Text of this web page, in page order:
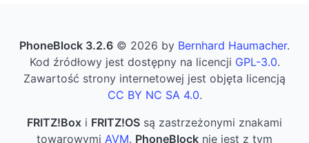
PhoneBlock 3.2.6 © 2026 by Bernhard Haumacher.
Kod źródłowy jest dostępny na licencji GPL-3.0.
Zawartość strony internetowej jest objęta licencją
CC BY NC SA 4.0.
FRITZ!Box i FRITZ!OS są zastrzeżonymi znakami
towarowymi AVM. PhoneBlock nie jest z tym